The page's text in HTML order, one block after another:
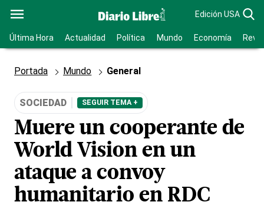
Edición USA
Última Hora Actualidad Política Mundo Economía
Portada Mundo General
SOCIEDAD SEGUIR TEMA +
Muere un cooperante de
World Vision en un
ataque a convoy
humanitario en RDC